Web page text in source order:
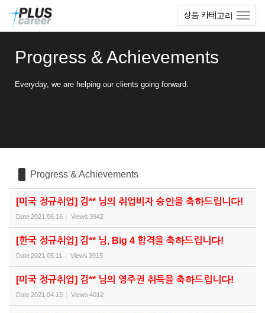
상품 카테고리
Progress & Achievements
Everyday, we are helping our clients going forward.
Progress & Achievements
[미국 정규취업] 김** 님의 취업비자 승인을 축하드립니다!
Date2021.06.16 Views 3942
[한국 정규취업] 김** 님, Big 4 합격을 축하드립니다!
Date2021.05.11 Views 3915
[미국 정규취업] 김** 님의 영주권 취득을 축하드립니다!
Date2021.04.15 Views 4012